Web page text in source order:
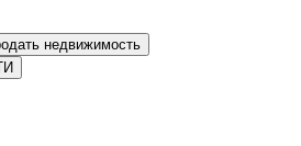
недвижимость